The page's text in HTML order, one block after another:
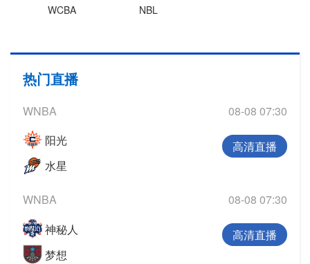
WCBA NBL
热门直播
WNBA
08-08 07:30
阳光
水星
高清直播
WNBA
08-08 07:30
神秘人
梦想
高清直播